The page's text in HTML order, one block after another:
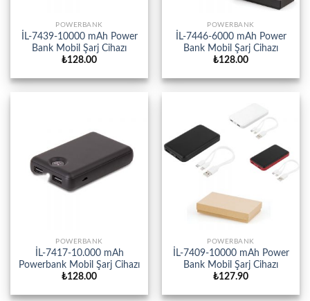
POWERBANK
İL-7439-10000 mAh Power
Bank Mobil Şarj Cihazı
₺128.00
POWERBANK
İL-7446-6000 mAh Power
Bank Mobil Şarj Cihazı
₺128.00
POWERBANK
İL-7417-10.000 mAh
Powerbank Mobil Şarj Cihazı
₺128.00
POWERBANK
İL-7409-10000 mAh Power
Bank Mobil Şarj Cihazı
₺127.90